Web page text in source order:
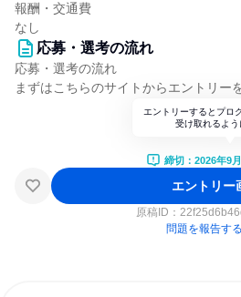
報酬・交通費
なし
応募・選考の流れ
応募・選考の流れ
まずはこちらのサイトからエントリー
エントリーするとプロ
受け取れるよ
締切：2026年9
エントリー
原稿ID：
問題を報告する